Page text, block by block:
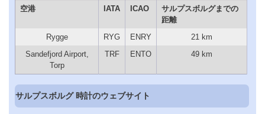
空港 IATA ICAO
サルプスボルグまでの
距離
Rygge
RYG ENRY
21 km
Sandefjord Airport,
Torp
TRF ENTO 49 km
サルプスボルグ 時計のウェブサイト